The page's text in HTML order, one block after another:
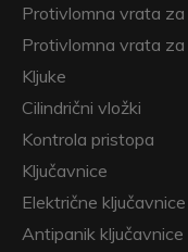
Protivlomna vrata
Protivlomna vrata za
Kljuke
Cilindrični vložki
Kontrola pristopa
Ključavnice
Električne
Antipanik ključavnice